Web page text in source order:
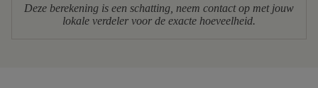
Deze berekening is een schatting, neem contact op met jouw
lokale verdeler voor de exacte hoeveelheid.